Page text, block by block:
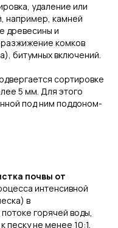
удаление или
например, камней
древесины и
комков
битумных включений.
сортировке
5 мм. Для этого
под ним поддоном-
почвы от
интенсивной
в
горячей воды,
не менее 10:1.